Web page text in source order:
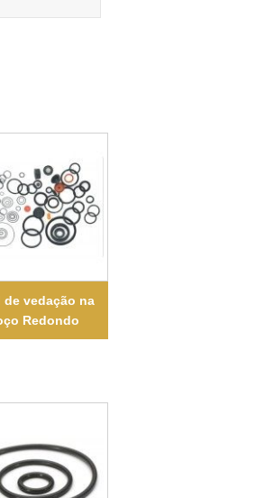
de vedação na
Redondo